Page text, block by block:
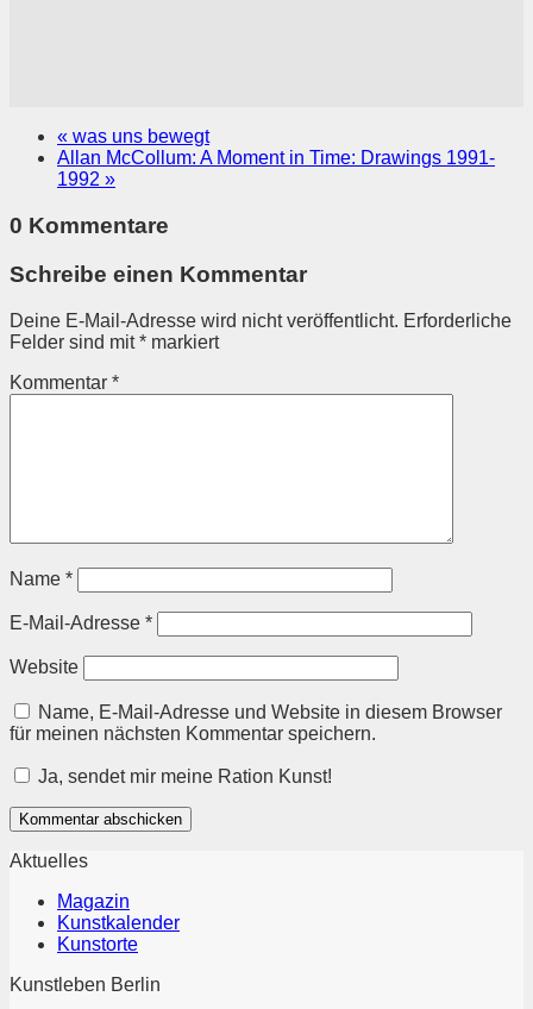
« was uns bewegt
Allan McCollum: A Moment in Time: Drawings 1991-
1992 »
0 Kommentare
Schreibe einen Kommentar
Deine E-Mail-Adresse wird nicht veröffentlicht. Erforderliche
Felder sind mit* markiert
Kommentar *
Name *
E-Mail-Adresse *
Website
Name, E-Mail-Adresse und Website in diesem Browser
für meinen nächsten Kommentar speichern.
Ja, sendet mir meine Ration Kunst!
Aktuelles
Magazin
Kunstkalender
Kunstorte
Kunstleben Berlin